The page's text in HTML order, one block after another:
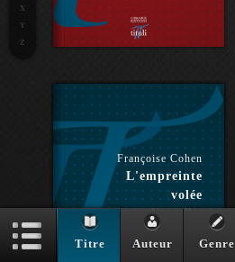
Françoise Cohen
L'empreinte
volée
Nouvelles
X
Y
Z
Titre Auteur Genre